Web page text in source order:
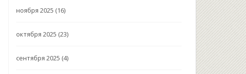
ноября 2025 (16)
октября 2025 (23)
сентября 2025 (4)